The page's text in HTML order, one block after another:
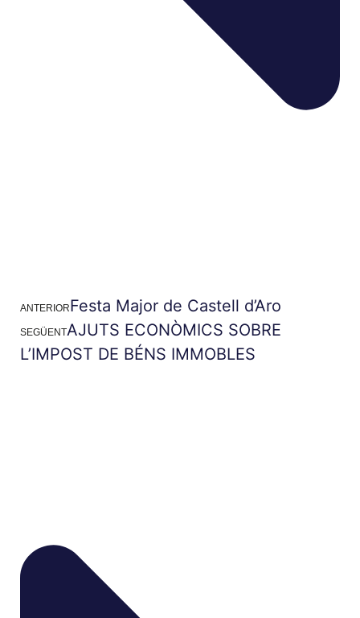
ANTERIORFesta Major de Castell d’Aro
SEGÜENTAJUTS ECONÒMICS SOBRE
L’IMPOST DE BÉNS IMMOBLES